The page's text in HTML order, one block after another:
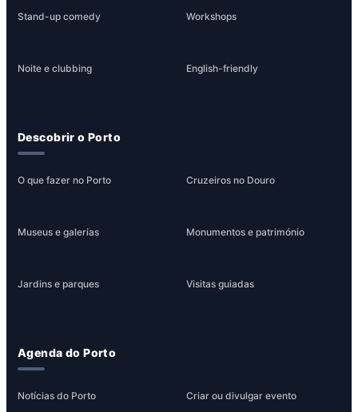
Stand-up comedy Workshops
Noite e clubbing English-friendly
Descobrir o Porto
O que fazer no Porto Cruzeiros no Douro
Museus e galerias Monumentos e património
Jardins e parques Visitas guiadas
Agenda do Porto
Notícias do Porto Criar ou divulgar evento